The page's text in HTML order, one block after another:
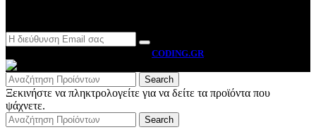
CODING.GR
Search
Ξεκινήστε να πληκτρολογείτε για να δείτε τα προϊόντα που
ψάχνετε.
Search